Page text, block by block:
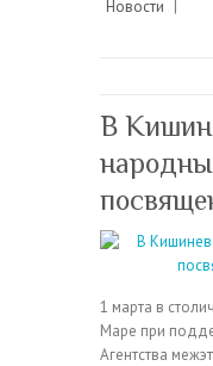
Новости |
В
1 марта в
Маре при
Агентства